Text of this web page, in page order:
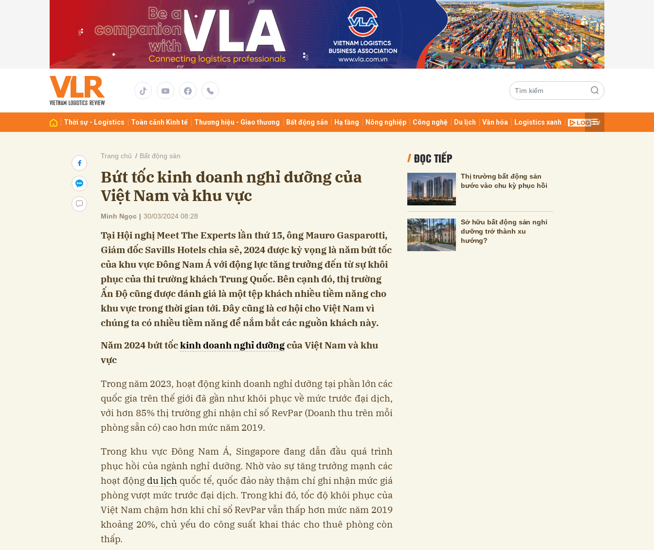
Thời sự - Logistics Toàn cảnh Kinh tế Thương hiệu - Giao thương Bất động sản Hạ tầng Nông nghiệp Công nghệ Du lịch Văn hóa Logistics xanh
Trang chủ Bất động sản
Bứt tốc kinh doanh nghỉ dưỡng của
Việt Nam và khu vực
Minh Ngọc | 30/03/2024 08:28
Tại Hội nghị Meet The Experts lần thứ 15, ông Mauro Gasparotti,
Giám đốc Savills Hotels chia sẻ, 2024 được kỳ vọng là năm bứt tốc
của khu vực Đông Nam Á với động lực tăng trưởng đến từ sự khôi
phục của thi trường khách Trung Quốc. Bên cạnh đó, thị trường
Ấn Độ cũng được đánh giá là một tệp khách nhiều tiềm năng cho
khu vực trong thời gian tới. Đây cũng là cơ hội cho Việt Nam vì
chúng ta có nhiều tiềm năng để nắm bắt các nguồn khách này.
Năm 2024 bứt tốckinh doanh nghỉ dưỡngcủa Việt Nam và khu
vực
Trong năm 2023, hoạt động kinh doanh nghỉ dưỡng tại phần lớn các
quốc gia trên thế giới đã gần như khôi phục về mức trước đại dịch,
với hơn 85% thị trường ghi nhận chỉ số RevPar (Doanh thu trên mỗi
phòng sẵn có) cao hơn mức năm 2019.
Trong khu vực Đông Nam Á, Singapore đang dẫn đầu quá trình
phục hồi của ngành nghỉ dưỡng. Nhờ vào sự tăng trưởng mạnh các
hoạt động du lịch quốc tế, quốc đảo này thậm chí ghi nhận mức giá
phòng vượt mức trước đại dịch. Trong khi đó, tốc độ khôi phục của
Việt Nam chậm hơn khi chỉ số RevPar vẫn thấp hơn mức năm 2019
khoảng 20%, chủ yếu do công suất khai thác cho thuê phòng còn
thấp.
ĐỌC TIẾP
Thị trường bất động sản
bước vào chu kỳ phục hồi
Sở hữu bất động sản nghỉ
dưỡng trở thành xu
hướng?
Gửi bình luận